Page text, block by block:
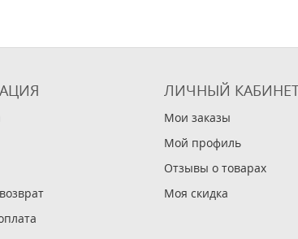
ЛИЧНЫЙ
Мои заказы
Мой профиль
Отзывы о товарах
Моя скидка